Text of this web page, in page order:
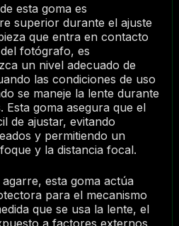
esta goma es
superior durante el ajuste
que entra en contacto
fotógrafo, es
un nivel adecuado de
las condiciones de uso
se maneje la lente durante
goma asegura que el
de ajustar, evitando
y permitiendo un
y la distancia focal.
esta goma actúa
para el mecanismo
que se usa la lente, el
a factores externos